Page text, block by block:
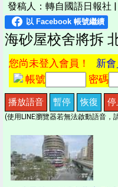
發稿人：轉自國語日報社 |
海砂屋校舍將拆
您尚未登入會員！ 新
帳號
密碼
播放語音 暫停 恢復 停
(使用LINE瀏覽器若無法啟動語音，